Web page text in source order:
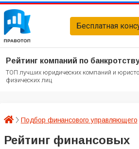
Бесплатная
Рейтинг компаний по
ТОП лучших юридических компаний и
физических лиц
Подбор финансового управляющего
Рейтинг финансовых